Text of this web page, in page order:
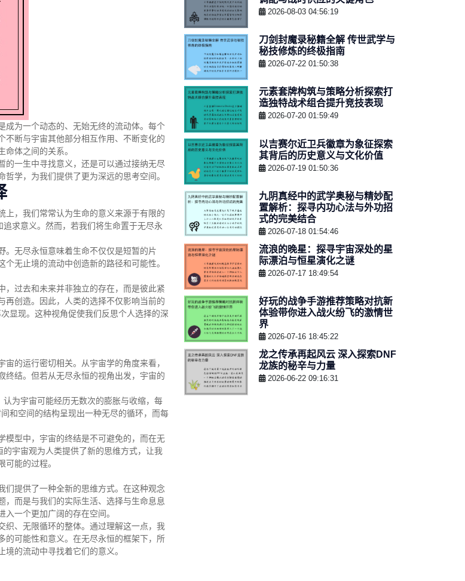
成为一个动态的、无始无终的流动体。每个
不断与宇宙其他部分相互作用、不断变化的
体之间的关系。
的一生中寻找意义，还是可以通过接纳无尽
学，为我们提供了更为深远的思考空间。
上，我们常常认为生命的意义来源于有限的
求意义。然而，若我们将生命置于无尽永
。无尽永恒意味着生命不仅仅是短暂的片
无止境的流动中创造新的路径和可能性。
，过去和未来并非独立的存在，而是彼此紧
再创造。因此，人类的选择不仅影响当前的
显现。这种视角促使我们反思个人选择的深
的运行密切相关。从宇宙学的角度来看，
终结。但若从无尽永恒的视角出发，宇宙的
为宇宙可能经历无数次的膨胀与收缩，每
和空间的结构呈现出一种无尽的循环，而每
模型中，宇宙的终结是不可避免的，而在无
宇宙观为人类提供了新的思维方式，让我
能的过程。
们提供了一种全新的思维方式。在这种观念
，而是与我们的实际生活、选择与生命息息
一个更加广阔的存在空间。
织、无限循环的整体。通过理解这一点，我
的可能性和意义。在无尽永恒的框架下，所
的流动中寻找着它们的意义。
2026-08-03 04:56:19
刀剑封魔录秘籍全解 传世武学与
秘技修炼的终极指南
2026-07-22 01:50:38
元素套牌构筑与策略分析探索打
造独特战术组合提升竞技表现
2026-07-20 01:59:49
以吉赛尔近卫兵徽章为象征探索
其背后的历史意义与文化价值
2026-07-19 01:50:36
九阴真经中的武学奥秘与精妙配
置解析：探寻内功心法与外功招
式的完美结合
2026-07-18 01:54:46
流浪的晚星：探寻宇宙深处的星
际漂泊与恒星演化之谜
2026-07-17 18:49:54
好玩的战争手游推荐策略对抗新
体验带你进入战火纷飞的激情世
界
2026-07-16 18:45:22
龙之传承再起风云 深入探索DNF
龙族的秘辛与力量
2026-06-22 09:16:31